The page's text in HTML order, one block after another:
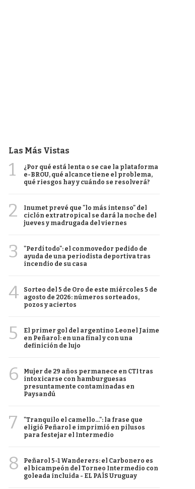
Las Más Vistas
1
¿Por qué está lenta o se cae la plataforma
e-BROU, qué alcance tiene el problema,
qué riesgos hay y cuándo se resolverá?
2
Inumet prevé que "lo más intenso" del
ciclón extratropical se dará la noche del
jueves y madrugada del viernes
3
"Perdí todo": el conmovedor pedido de
ayuda de una periodista deportiva tras
incendio de su casa
4
Sorteo del 5 de Oro de este miércoles 5 de
agosto de 2026: números sorteados,
pozos y aciertos
5
El primer gol del argentino Leonel Jaime
en Peñarol: en una final y con una
definición de lujo
6
Mujer de 29 años permanece en CTI tras
intoxicarse con hamburguesas
presuntamente contaminadas en
Paysandú
7
"Tranquilo el camello...": la frase que
eligió Peñarol e imprimió en pilusos
para festejar el Intermedio
8
Peñarol 5-1 Wanderers: el Carbonero es
el bicampeón del Torneo Intermedio con
goleada incluida - EL PAÍS Uruguay